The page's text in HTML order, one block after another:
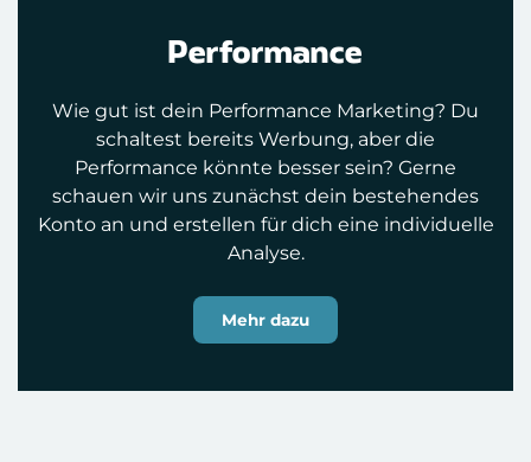
Performance
Wie gut ist dein Performance Marketing? Du
schaltest bereits Werbung, aber die
Performance könnte besser sein? Gerne
schauen wir uns zunächst dein bestehendes
Konto an und erstellen für dich eine individuelle
Analyse.
Mehr dazu